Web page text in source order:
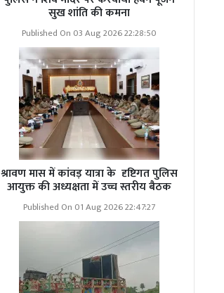
सुख शांति की कमना
Published On 03 Aug 2026 22:28:50
श्रावण मास में कांवड़ यात्रा के दृष्टिगत पुलिस
आयुक्त की अध्यक्षता में उच्च स्तरीय बैठक
Published On 01 Aug 2026 22:47:27